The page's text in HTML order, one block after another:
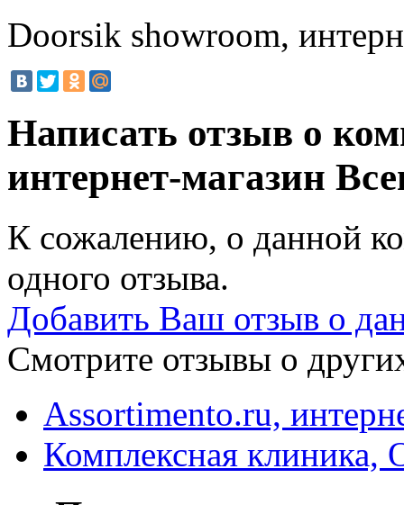
Doorsik showroom,
Написать отзыв о
интернет-магазин
К сожалению, о данной
одного отзыва.
Добавить Ваш отзыв о
Смотрите отзывы о
Assortimento.ru,
Комплексная